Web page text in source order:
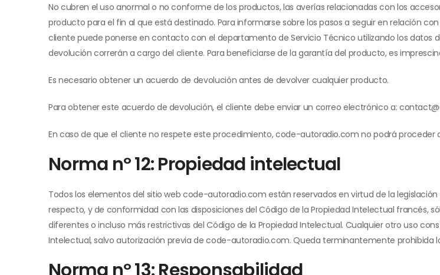
No cubren el uso anormal o no conforme de los productos, las averías relacionadas con los
producto para el fin al que está destinado. Para informarse sobre los pasos a seguir en relación
cliente puede ponerse en contacto con el departamento de Servicio Técnico utilizando los datos
devolución correrán a cargo del cliente. Para beneficiarse de la garantía del producto, es
Es necesario obtener un acuerdo de devolución antes de devolver cualquier producto.
Para obtener este acuerdo de devolución, el cliente debe enviar un correo electrónico a:
En caso de que el cliente no respete este procedimiento, code-autoradio.com no podrá
Norma nº 12: Propiedad intelectual
Todos los elementos del sitio web code-autoradio.com están reservados en virtud de la
respecto, y de conformidad con las disposiciones del Código de la Propiedad Intelectual francés,
diferentes o incluso más restrictivas del Código de la Propiedad Intelectual. Cualquier otro uso
Intelectual, salvo autorización previa de code-autoradio.com. Queda terminantemente prohibida
Norma nº 13: Responsabilidad